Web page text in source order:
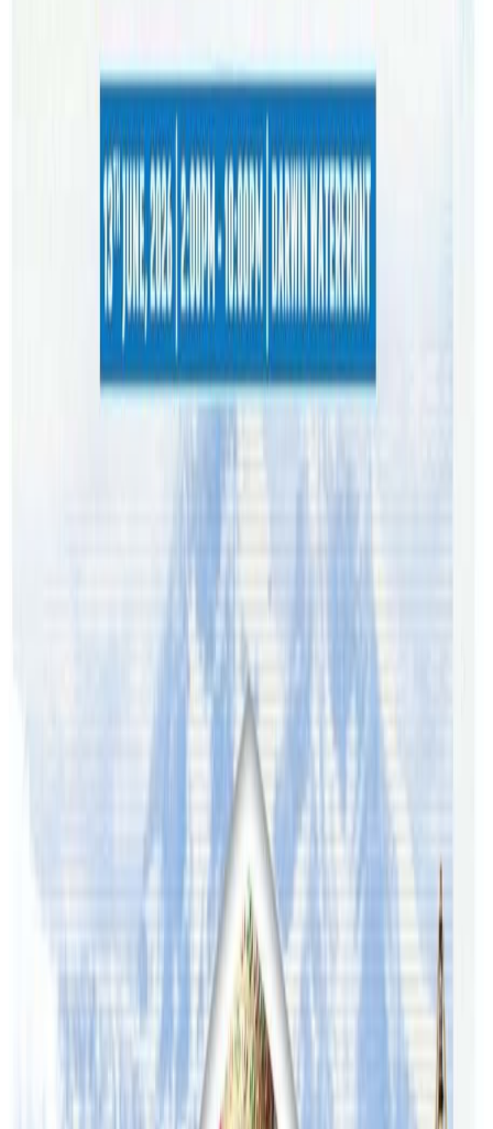
यस अघि प्रतिष्ठानको कुईन्सल्याण्ड उपशाखाले कार्यक्रम गर्ने भनेर
प्रचार गरिएको थियो । तर, कुईन्सल्याण्ड उपशाखा दर्ता नै नभएको
भन्दै राष्ट्रिय लोक तथा दोहोरी गीत प्रतिष्ठान नेपालले आपत्ति
जनाएपछि कार्यक्रमको आयोजना अष्ट्रेलिया शाखाले गर्ने भएको छ ।
यस वेवसाइटमा प्रकाशित समाचार, विचार र लेखबारे तपाईंको कुनै
प्रतिक्रिया, गुनासो, सुझाव र सल्लाह छन् भने कृपया हामीलाई निम्न ईमेलमा
पठाउनुहोला । तपाईंको सहयोगले हामीलाई निष्पक्ष र तटस्थ पत्रकारिता गर्न
info@nepaltube.com.au